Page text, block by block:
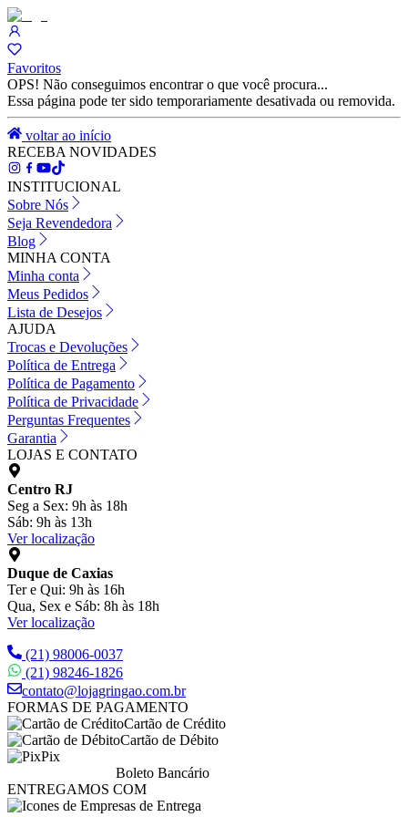
Favoritos
OPS! Não conseguimos encontrar o que você procura...
Essa página pode ter sido temporariamente desativada ou removida.
voltar ao início
RECEBA NOVIDADES
INSTITUCIONAL
Sobre Nós
Seja Revendedora
Blog
MINHA CONTA
Minha conta
Meus Pedidos
Lista de Desejos
AJUDA
Trocas e Devoluções
Política de Entrega
Política de Pagamento
Política de Privacidade
Perguntas Frequentes
Garantia
LOJAS E CONTATO
Centro RJ
Seg a Sex: 9h às 18h
Sáb: 9h às 13h
Ver localização
Duque de Caxias
Ter e Qui: 9h às 16h
Qua, Sex e Sáb: 8h às 18h
Ver localização
(21) 98006-0037
(21) 98246-1826
contato@lojagringao.com.br
FORMAS DE PAGAMENTO
Cartão de Crédito
Cartão de Débito
Pix
Boleto Bancário
ENTREGAMOS COM